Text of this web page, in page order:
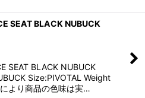
SEAT BLACK NUBUCK
SEAT BLACK NUBUCK
Size:PIVOTAL Weight
より商品の色味は実…